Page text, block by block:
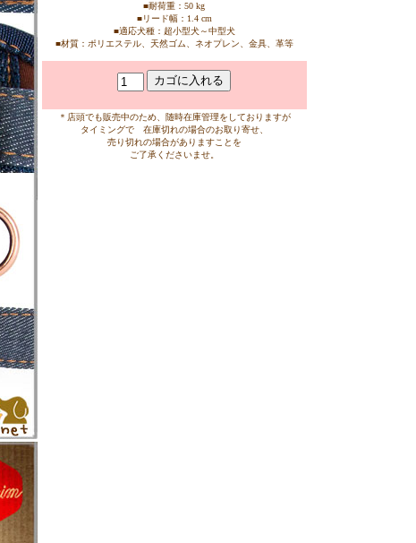
■耐荷重：50 kg
■リード幅：1.4 cm
■適応犬種：超小型犬～中型犬
■材質：ポリエステル、天然ゴム、ネオプレン、金具、革等
＊店頭でも販売中のため、随時在庫管理をしておりますが
タイミングで 在庫切れの場合のお取り寄せ、
売り切れの場合がありますことを
ご了承くださいませ。